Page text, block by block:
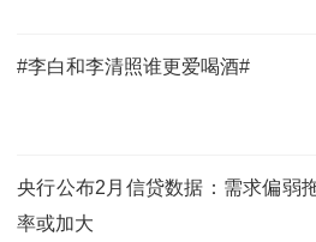
#李白和李清照谁更爱喝酒#
央行公布2月信贷数据：需求偏弱
率或加大